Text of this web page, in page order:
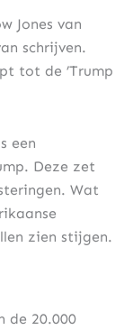
Jones van
schrijven.
tot de ’Trump
een
Deze zet
Wat
zien stijgen.
de 20.000